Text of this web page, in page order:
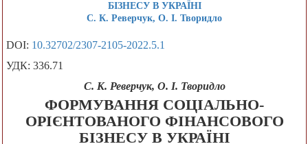
БІЗНЕСУ В УКРАЇНІ
С. К. Реверчук, О. І. Творидло
DOI: 10.32702/2307-2105-2022.5.1
УДК: 336.71
С. К. Реверчук, О. І. Творидло
ФОРМУВАННЯ СОЦІАЛЬНО-
ОРІЄНТОВАНОГО ФІНАНСОВОГО
БІЗНЕСУ В УКРАЇНІ